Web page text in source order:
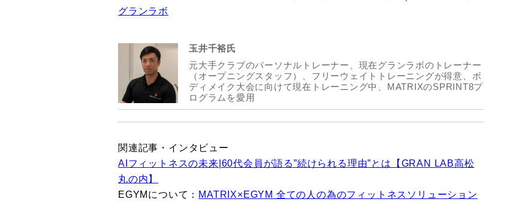
グランラボ
玉井千裕氏
元大手クラブのパーソナルトレーナー、現在グランラボのトレーナー
（オープニングスタッフ）、フリーウェイトトレーニングが得意、ボ
ディメイク大会に向けて現在トレーニング中、MATRIXのSPRINT8プ
ログラムを愛用
関連記事・インタビュー
AIフィットネスの未来|60代会員が語る”続けられる理由”とは【GRAN LAB高松
丸の内】
EGYMについて： MATRIX×EGYM 全ての人の為のフィットネスソリューション